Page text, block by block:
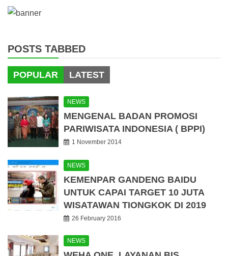
POSTS TABBED
POPULAR LATEST
NEWS
MENGENAL BADAN PROMOSI
PARIWISATA INDONESIA ( BPPI)
1 November 2014
NEWS
KEMENPAR GANDENG BAIDU
UNTUK CAPAI TARGET 10 JUTA
WISATAWAN TIONGKOK DI 2019
26 February 2016
NEWS